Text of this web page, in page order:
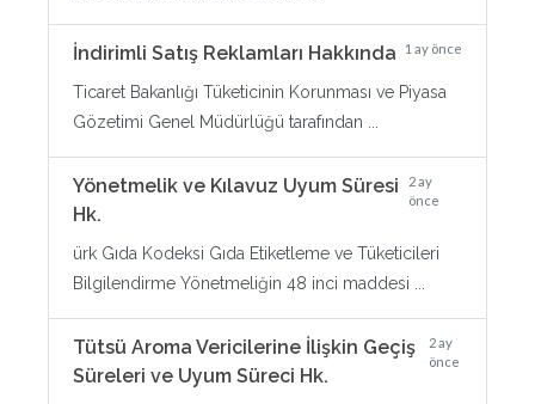
İndirimli Satış Reklamları Hakkında 1 ay önce
Ticaret Bakanlığı Tüketicinin Korunması ve Piyasa
Gözetimi Genel Müdürlüğü tarafından ...
Yönetmelik ve Kılavuz Uyum Süresi
Hk.
2 ay
önce
ürk Gıda Kodeksi Gıda Etiketleme ve Tüketicileri
Bilgilendirme Yönetmeliğin 48 inci maddesi ...
Tütsü Aroma Vericilerine İlişkin Geçiş
Süreleri ve Uyum Süreci Hk.
2 ay
önce